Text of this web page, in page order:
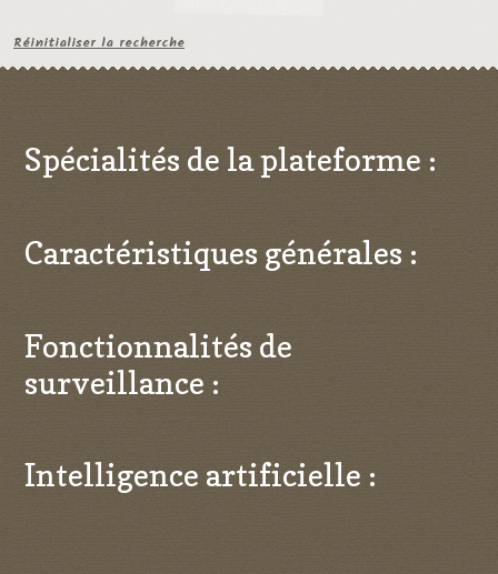
Réinitialiser la recherche
Spécialités de la plateforme :
Caractéristiques générales :
Fonctionnalités de
surveillance :
Intelligence artificielle :